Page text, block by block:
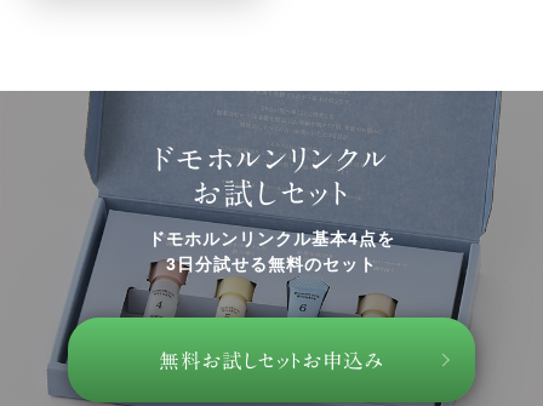
ドモホルンリンクル
お試しセット
ドモホルンリンクル基本4点を
3日分試せる無料のセット
無料お試しセットお申込み